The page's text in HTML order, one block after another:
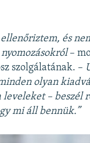
és
–
szolgálatának. –
olyan
– beszél
mi áll bennük.”